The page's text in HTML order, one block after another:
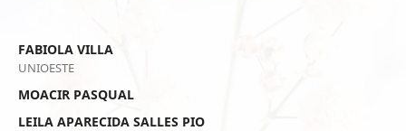
FABIOLA VILLA
UNIOESTE
MOACIR PASQUAL
LEILA APARECIDA SALLES PIO